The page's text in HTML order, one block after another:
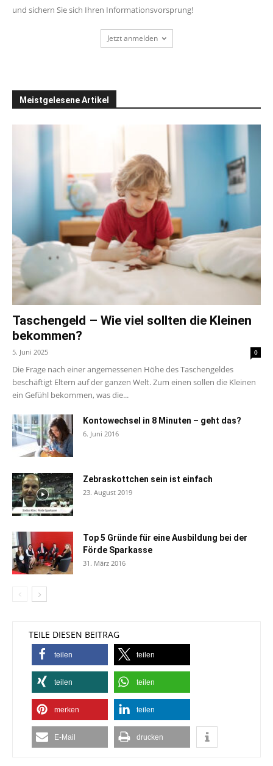
und sichern Sie sich Ihren Informationsvorsprung!
Jetzt anmelden
Meistgelesene Artikel
Taschengeld – Wie viel sollten die Kleinen
bekommen?
5. Juni 2025 0
Die Frage nach einer angemessenen Höhe des Taschengeldes
beschäftigt Eltern auf der ganzen Welt. Zum einen sollen die Kleinen
ein Gefühl bekommen, was die...
Kontowechsel in 8 Minuten – geht das?
6. Juni 2016
Zebraskottchen sein ist einfach
23. August 2019
Top 5 Gründe für eine Ausbildung bei der
Förde Sparkasse
31. März 2016
TEILE DIESEN BEITRAG
teilen teilen
teilen teilen
merken teilen
E-Mail drucken